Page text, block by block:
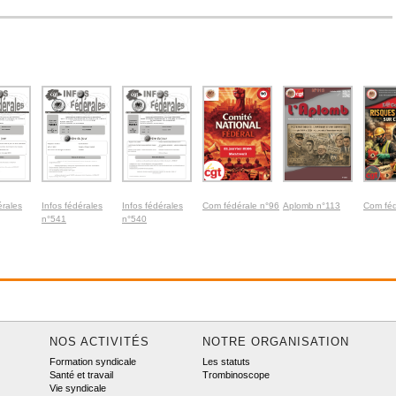
Infos fédérales
n°541
Infos fédérales
n°540
Com fédérale n°96 Aplomb n°113 Com
NOS ACTIVITÉS
Formation syndicale
Santé et travail
Vie syndicale
NOTRE ORGANISATION
Les statuts
Trombinoscope